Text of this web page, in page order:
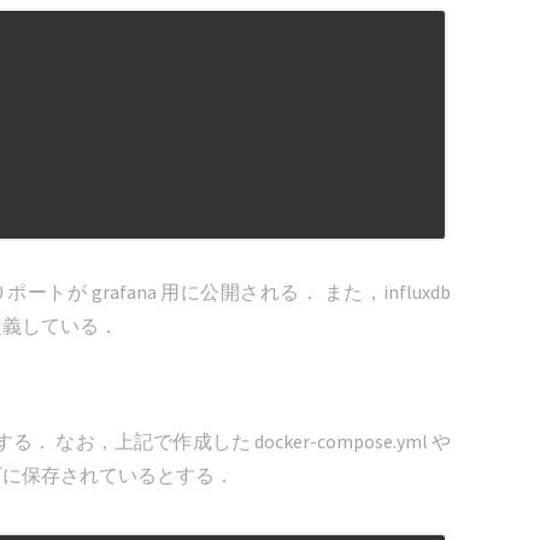
ートが grafana 用に公開される． また，influxdb
している．
． なお，上記で作成した docker-compose.yml や
保存されているとする．